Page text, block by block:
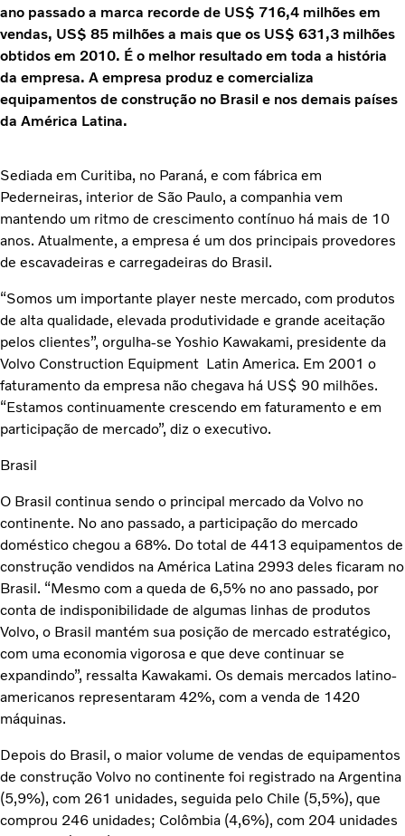
ano passado a marca recorde de US$ 716,4 milhões em
vendas, US$ 85 milhões a mais que os US$ 631,3 milhões
obtidos em 2010. É o melhor resultado em toda a história
da empresa. A empresa produz e comercializa
equipamentos de construção no Brasil e nos demais países
da América Latina.
Sediada em Curitiba, no Paraná, e com fábrica em
Pederneiras, interior de São Paulo, a companhia vem
mantendo um ritmo de crescimento contínuo há mais de 10
anos. Atualmente, a empresa é um dos principais provedores
de escavadeiras e carregadeiras do Brasil.
“Somos um importante player neste mercado, com produtos
de alta qualidade, elevada produtividade e grande aceitação
pelos clientes”, orgulha-se Yoshio Kawakami, presidente da
Volvo Construction Equipment Latin America. Em 2001 o
faturamento da empresa não chegava há US$ 90 milhões.
“Estamos continuamente crescendo em faturamento e em
participação de mercado”, diz o executivo.
Brasil
O Brasil continua sendo o principal mercado da Volvo no
continente. No ano passado, a participação do mercado
doméstico chegou a 68%. Do total de 4413 equipamentos de
construção vendidos na América Latina 2993 deles ficaram no
Brasil. “Mesmo com a queda de 6,5% no ano passado, por
conta de indisponibilidade de algumas linhas de produtos
Volvo, o Brasil mantém sua posição de mercado estratégico,
com uma economia vigorosa e que deve continuar se
expandindo”, ressalta Kawakami. Os demais mercados latino-
americanos representaram 42%, com a venda de 1420
máquinas.
Depois do Brasil, o maior volume de vendas de equipamentos
de construção Volvo no continente foi registrado na Argentina
(5,9%), com 261 unidades, seguida pelo Chile (5,5%), que
comprou 246 unidades; Colômbia (4,6%), com 204 unidades